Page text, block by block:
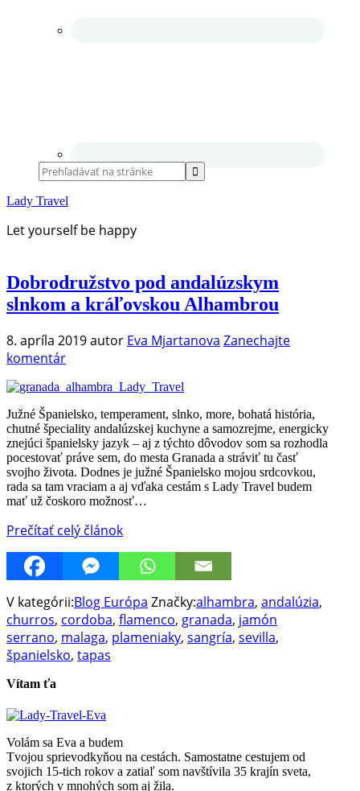
Lady Travel
Let yourself be happy
Dobrodružstvo pod andalúzskym
slnkom a kráľovskou Alhambrou
8. apríla 2019autor Eva Mjartanova Zanechajte
komentár
Južné Španielsko, temperament, slnko, more, bohatá história,
chutné špeciality andalúzskej kuchyne a samozrejme, energicky
znejúci španielsky jazyk – aj z týchto dôvodov som sa rozhodla
pocestovať práve sem, do mesta Granada a stráviť tu časť
svojho života. Dodnes je južné Španielsko mojou srdcovkou,
rada sa tam vraciam a aj vďaka cestám s Lady Travel budem
mať už čoskoro možnosť…
Prečítať celý článok
V kategórii:Blog Európa Značky:alhambra, andalúzia,
churros, cordoba, flamenco, granada, jamón
serrano, malaga, plameniaky, sangría, sevilla,
španielsko, tapas
Vítam ťa
Volám sa Eva a budem
Tvojou sprievodkyňou na cestách. Samostatne cestujem od
svojich 15-tich rokov a zatiaľ som navštívila 35 krajín sveta,
z ktorých v mnohých som aj žila.